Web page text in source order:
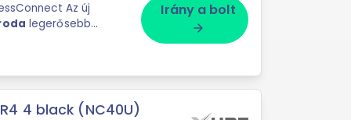
Az új
legerősebb
Irány a bolt
arrow_forward
4 black (NC40U)